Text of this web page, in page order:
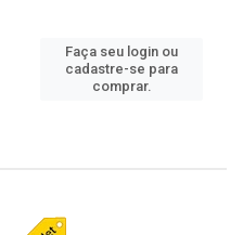
Faça seu login ou
cadastre-se para
comprar.